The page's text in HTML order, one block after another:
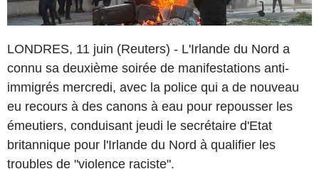
LONDRES, 11 juin (Reuters) - L'Irlande du Nord a
connu sa deuxième soirée de manifestations anti-
immigrés mercredi, avec la police qui a de nouveau
eu recours à des canons à eau pour repousser les
émeutiers, conduisant jeudi le secrétaire d'Etat
britannique pour l'Irlande du Nord à qualifier les
troubles de "violence raciste".